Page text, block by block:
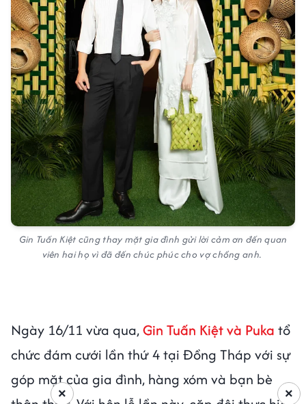
Gin Tuấn Kiệt cũng thay mặt gia đình gửi lời cảm ơn đến quan
viên hai họ vì đã đến chúc phúc cho vợ chồng anh.
Ngày 16/11 vừa qua,Gin Tuấn Kiệt và Puka tổ
chức đám cưới lần thứ 4 tại Đồng Tháp với sự
góp mặt của gia đình, hàng xóm và bạn bè
×
×